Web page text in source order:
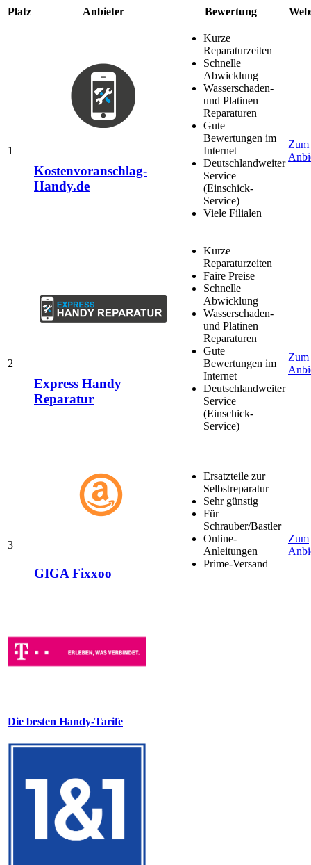
Platz Anbieter Bewertung
1
Kostenvoranschlag-
Handy.de
Kurze
Reparaturzeiten
Schnelle
Abwicklung
Wasserschaden-
und Platinen
Reparaturen
Gute
Bewertungen im
Internet
Deutschlandweiter
Service
(Einschick-
Service)
Viele Filialen
Zum
2
Express Handy
Reparatur
Kurze
Reparaturzeiten
Faire Preise
Schnelle
Abwicklung
Wasserschaden-
und Platinen
Reparaturen
Gute
Bewertungen im
Internet
Deutschlandweiter
Service
(Einschick-
Service)
Zum
3
GIGA Fixxoo
Ersatzteile zur
Selbstreparatur
Sehr günstig
Für
Schrauber/Bastler
Online-
Anleitungen
Prime-Versand
Zum
Die besten Handy-Tarife